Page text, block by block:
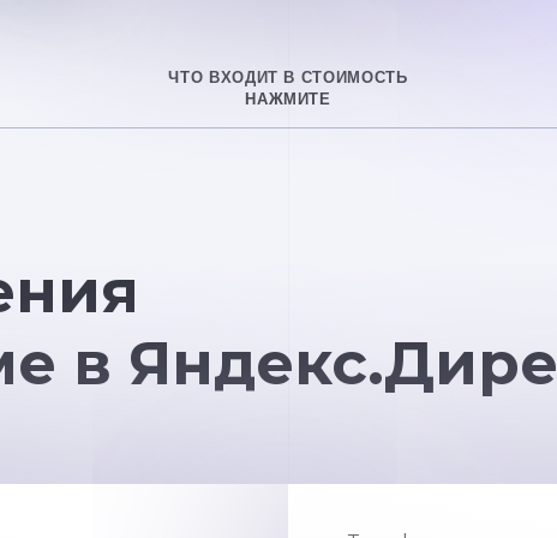
ЧТО ВХОДИТ В СТОИМОСТЬ
НАЖМИТЕ
в